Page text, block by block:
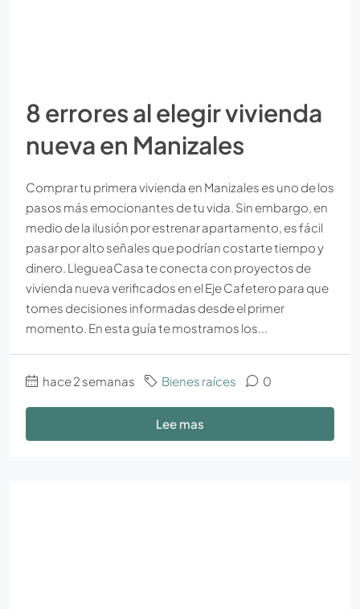
8 errores al elegir vivienda
nueva en Manizales
Comprar tu primera vivienda en Manizales es uno de los
pasos más emocionantes de tu vida. Sin embargo, en
medio de la ilusión por estrenar apartamento, es fácil
pasar por alto señales que podrían costarte tiempo y
dinero. LlegueaCasa te conecta con proyectos de
vivienda nueva verificados en el Eje Cafetero para que
tomes decisiones informadas desde el primer
momento. En esta guía te mostramos los...
hace 2 semanas Bienes raíces 0
Lee mas